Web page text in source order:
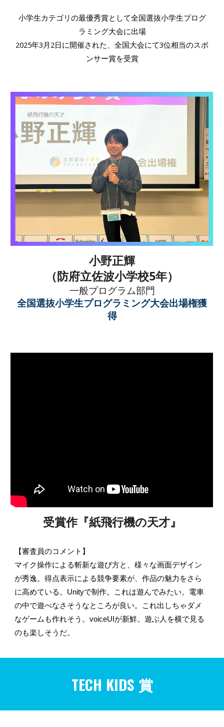
小学生カテゴリの最優秀賞として全国選抜小学生プログ
ラミング大会に出場
2025年3月2日に開催された、全国大会にて3位相当のスポ
ンサー賞を受賞
小野正輝
（防府立佐波小学校5年）
一般プログラム部門
全国選抜小学生プログラミング大会出場権獲
得
受賞作『紙飛行機の天才』
【審査員のコメント】
マイク操作による斬新な遊び方と、様々な画面デザイン
が秀逸。得点表示による競争要素が、作品の魅力をさら
に高めている。Unityで制作。これは遊んでみたい。電車
の中で遊べなさそうなところが良い。これ出しちゃダメ
なゲームも作れそう。voiceUIが新鮮。遊ぶ人を横で見る
のも楽しそうだ。
TECH KIDS 賞